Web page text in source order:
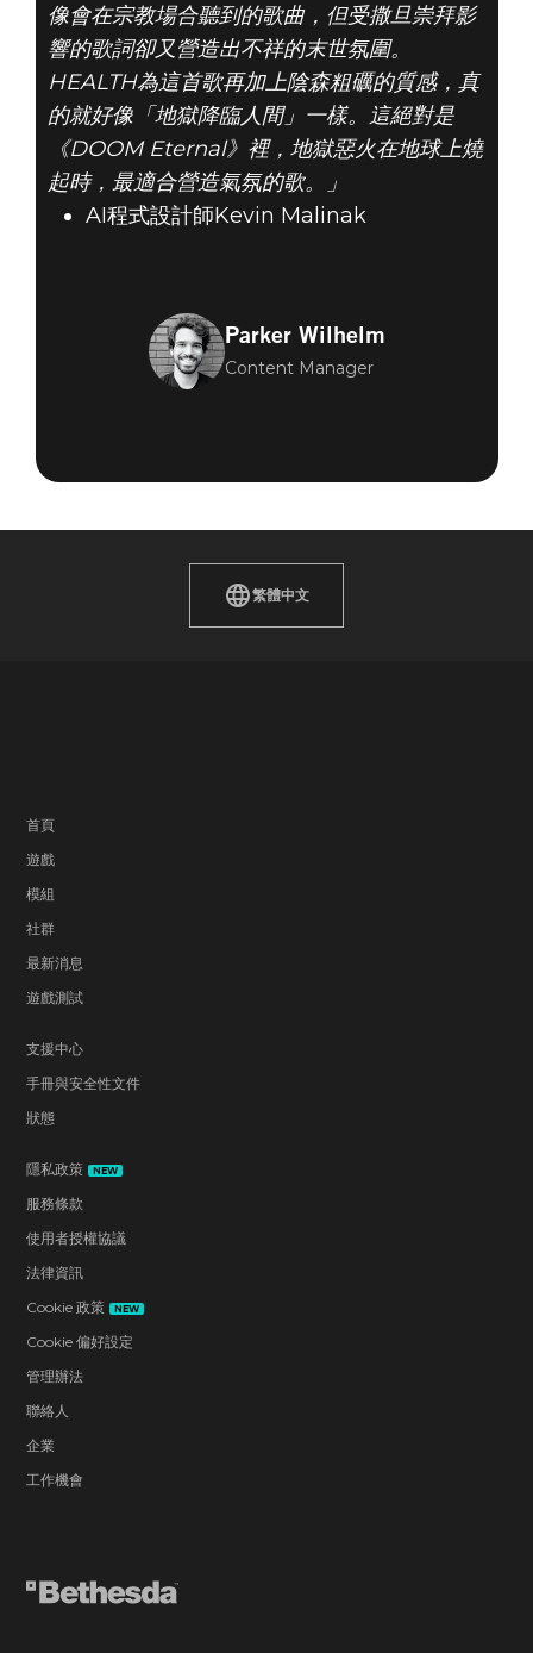
像會在宗教場合聽到的歌曲，但受撒旦崇拜影
響的歌詞卻又營造出不祥的末世氛圍。
HEALTH為這首歌再加上陰森粗礪的質感，真
的就好像「地獄降臨人間」一樣。這絕對是
《DOOM Eternal》裡，地獄惡火在地球上燒
起時，最適合營造氣氛的歌。」
AI程式設計師Kevin Malinak
Parker Wilhelm
Content Manager
繁體中文
首頁
遊戲
模組
社群
最新消息
遊戲測試
支援中心
手冊與安全性文件
狀態
隱私政策 NEW
服務條款
使用者授權協議
法律資訊
Cookie 政策
NEW
Cookie 偏好設定
管理辦法
聯絡人
企業
工作機會